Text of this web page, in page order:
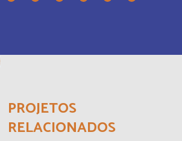
PROJETOS
RELACIONADOS